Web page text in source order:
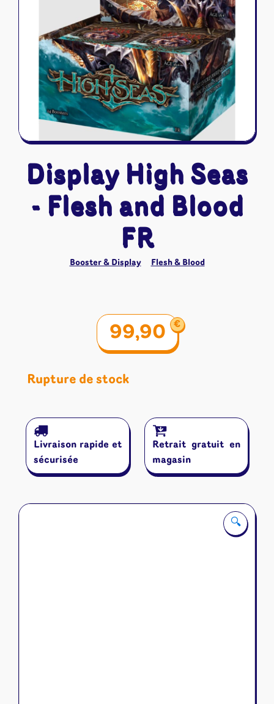
Naruto Mythos
Autres
Tapis de jeu
🔍
Display High Seas
- Flesh and Blood
FR
Booster & Display Flesh & Blood
99,90 €
Rupture de stock
Livraison rapide et
sécurisée
Retrait gratuit en
magasin